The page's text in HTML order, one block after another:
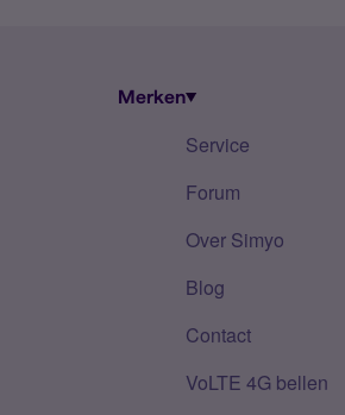
Merken
Service
Forum
Over Simyo
Blog
Contact
VoLTE 4G bellen